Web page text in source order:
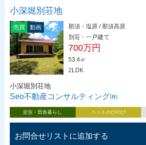
小深堀別荘地
売買 動画
那須・塩原 / 那須高原
別荘・一戸建て
700万円
53.4㎡
2LDK
小深堀別荘地
Seo不動産コンサルティング㈱
定住・田舎暮らし ペットのびのび
お問合せリストに追加する